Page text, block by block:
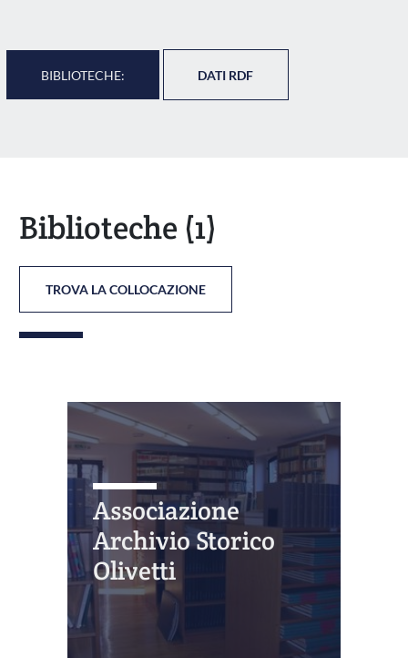
BIBLIOTECHE: DATI RDF
Biblioteche (1)
TROVA LA COLLOCAZIONE
Associazione
Archivio Storico
Olivetti